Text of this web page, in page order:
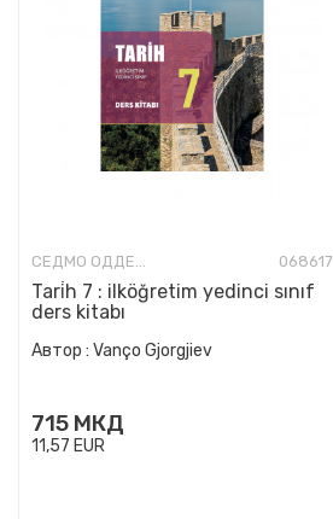
СЕДМО ОДДЕЛЕНИЕ 068617
Tari̇h 7 : ilköğretim yedinci sınıf
ders kitabı
Автор : Vanço Gjorgjiev
715 МКД
11,57 EUR